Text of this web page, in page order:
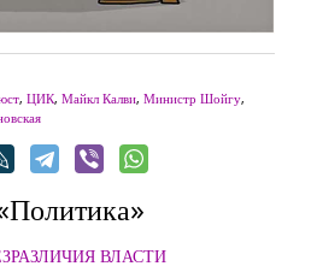
, ЦИК, Майкл Калви, Министр Шойгу,
ВЛАСТИ